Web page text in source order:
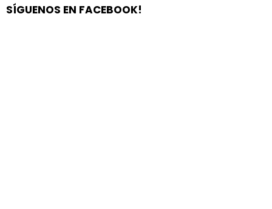
SÍGUENOS EN FACEBOOK!